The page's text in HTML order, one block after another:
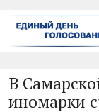
В
иномарки